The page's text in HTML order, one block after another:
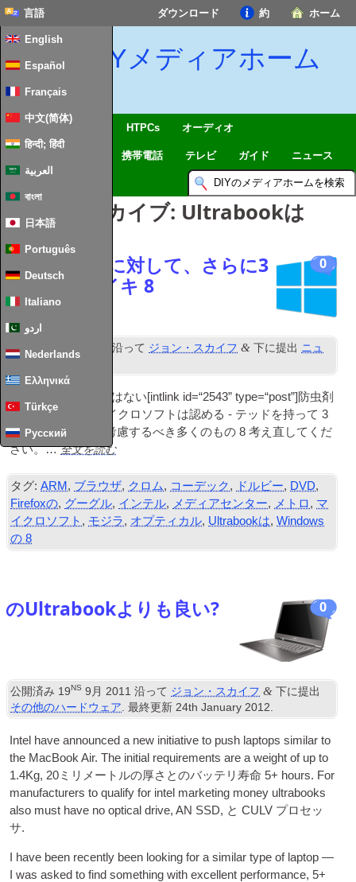
ホーム
約
ダウンロード
言語
English
Español
Français
中文(简体)
हिन्दी; हिंदी
العربية
বাংলা
日本語
Português
Deutsch
Italiano
اردو
Nederlands
Ελληνικά
Türkçe
Русский
DIYメディアホーム
SmartHome & IoTを HTPCs オーディオ
携帯電話 テレビ ガイド ニュース
タグ別アーカイブ: Ultrabookは
0
Windowsのに対して、さらに3
つのストライキ 8
投稿 10 5月 2012 沿って ジョン・スカイフ & 下に提出 ニュ
ではない[int­link id=“2543” type=“post”]防虫剤
[/intlink] 十分な, マイクロソフトは認める - テッドを持って 3
誰もがWindowsを考慮するべき多くのもの 8 考え直してくだ
さい。…全文を読む
タグ: ARM , ブラウザ, クロム, コー​​デック, ドルビー, DVD,
Firefoxの, グーグル, インテル, メディアセンター, メトロ, マ
イクロソフト , モジラ, オプティカル, Ultrabookは,Windows
の 8
0
のUltrabookよりも良い?
公開済み 19NS 9月 2011 沿って ジョン・スカイフ & 下に提出
その他のハードウェア. 最終更新24th January 2012.
Intel have announced a new ini­ti­at­ive to push laptops sim­il­ar to
the Mac­Book Air. The ini­tial require­ments are a weight of up to
1.4Kg, 20ミリメートルの厚さとのバッテリ寿命 5+ hours. For
man­u­fac­tur­ers to qual­i­fy for intel mar­ket­ing money ultra­books
also must have no optic­al drive, AN SSD, とCULV プロセッ
サ.
I have been recently been look­ing for a sim­il­ar type of laptop —
I was asked to find some­thing with excel­lent per­form­ance, 5+